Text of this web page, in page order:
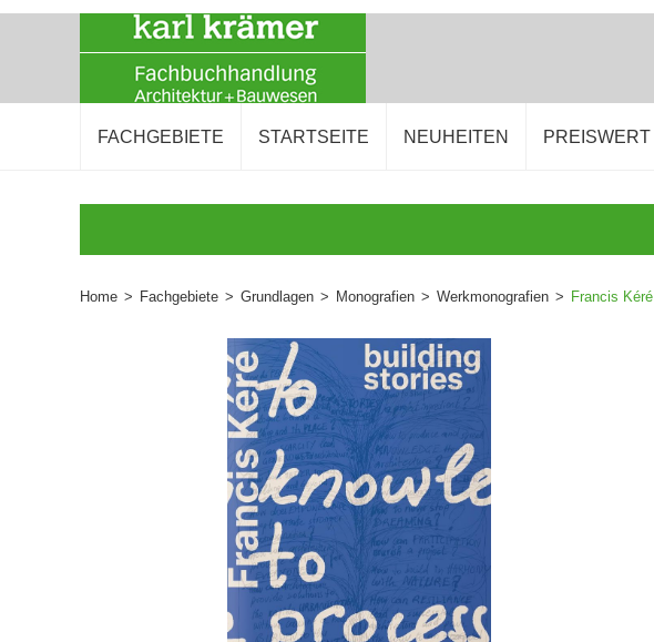
FACHGEBIETE STARTSEITE NEUHEITEN PREISWERT
Home > Fachgebiete > Grundlagen > Monografien > Werkmonografien > Francis Kéré